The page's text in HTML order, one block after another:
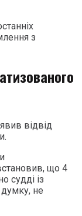
з
відвід
що 4
судді із
не